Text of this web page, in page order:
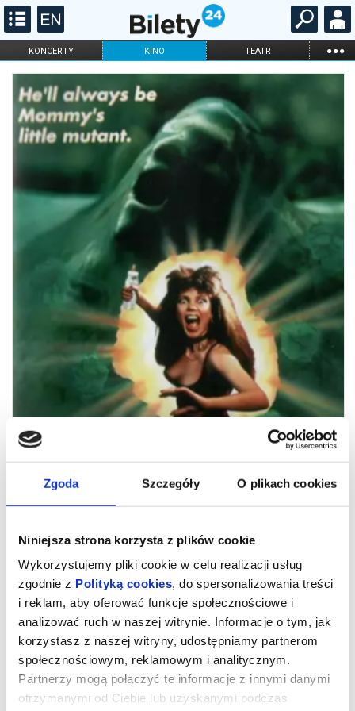
Zgoda Szczegóły O plikach cookies
Niniejsza strona korzysta z plików cookie
Wykorzystujemy pliki cookie w celu realizacji usług
zgodnie z Polityką cookies, do spersonalizowania treści
i reklam, aby oferować funkcje społecznościowe i
analizować ruch w naszej witrynie. Informacje o tym, jak
korzystasz z naszej witryny, udostępniamy partnerom
społecznościowym, reklamowym i analitycznym.
Partnerzy mogą połączyć te informacje z innymi danymi
otrzymanymi od Ciebie lub uzyskanymi podczas
KONCERTY KINO TEATR ...
FILHARMONIA OPERA I BALET
DLA DZIECI
ONLINE
ZEMSTA EMBRIONA | NAJLEPSZE Z
NAJGORSZYCH